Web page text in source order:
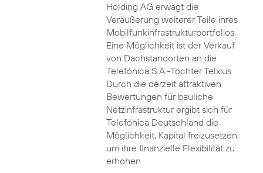
Holding AG erwägt die
Veräußerung weiterer Teile ihres
Mobilfunkinfrastrukturportfolios.
Eine Möglichkeit ist der Verkauf
von Dachstandorten an die
Telefónica S.A.-Tochter Telxius.
Durch die derzeit attraktiven
Bewertungen für bauliche
Netzinfrastruktur ergibt sich für
Telefónica Deutschland die
Möglichkeit, Kapital freizusetzen,
um ihre finanzielle Flexibilität zu
erhöhen.